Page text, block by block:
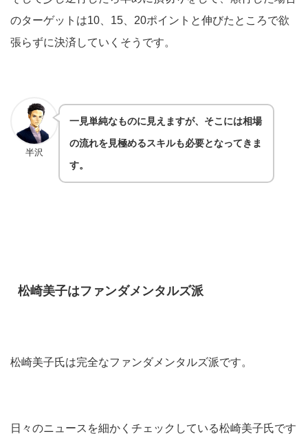
のターゲットは10、15、20ポイントと伸びたところで欲
張らずに決済していくそうです。
半沢
一見単純なものに見えますが、そこには相場
の流れを見極めるスキルも必要となってきま
す。
松崎美子はファンダメンタルズ派
松崎美子氏は完全なファンダメンタルズ派です。
日々のニュースを細かくチェックしている松崎美子氏です